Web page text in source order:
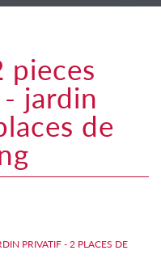
jardin
de
PRIVATIF - 2 PLACES DE